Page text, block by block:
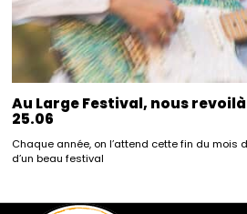
Au Large Festival, nous
25.06
Chaque année, on l’attend cette fin du mois
d’un beau festival